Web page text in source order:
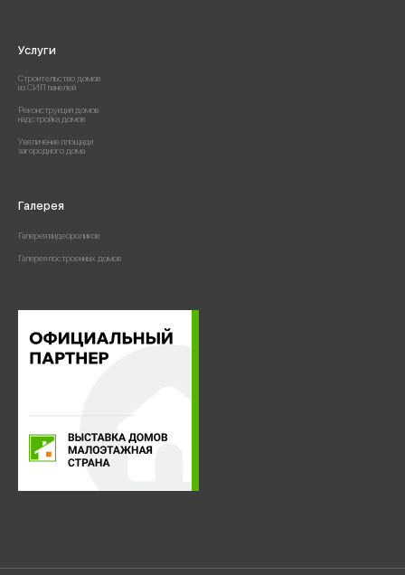
Услуги
Строительство домов
из СИП панелей
Реконструкция домов
надстройка домов
Увеличение площади
загородного дома
Галерея
Галерея видеороликов
Галерея построенных домов